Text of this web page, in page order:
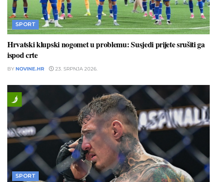
SPORT
Hrvatski klupski nogomet u problemu: Susjedi prijete srušiti ga
ispod crte
BY NOVINE.HR 23. SRPNJA 2026.
SPORT